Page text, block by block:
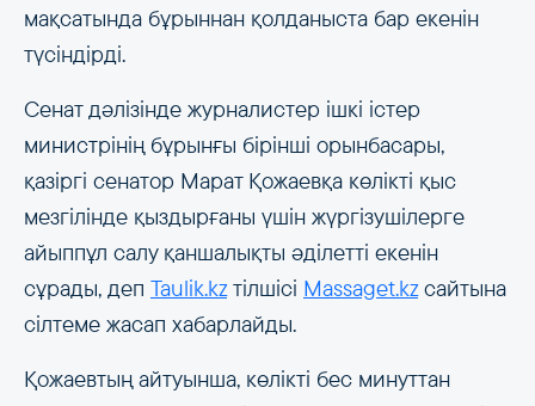
мақсатында бұрыннан қолданыста бар екенін
түсіндірді.
Сенат дәлізінде журналистер ішкі істер
министрінің бұрынғы бірінші орынбасары,
қазіргі сенатор Марат Қожаевқа көлікті қыс
мезгілінде қыздырғаны үшін жүргізушілерге
айыппұл салу қаншалықты әділетті екенін
сұрады, деп Taulik.kzтілшісі Massaget.kzсайтына
сілтеме жасап хабарлайды.
Қожаевтың айтуынша, көлікті бес минуттан